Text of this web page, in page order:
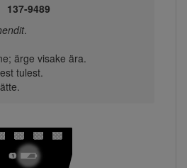
137-9489
.
ärge visake ära.
tulest.